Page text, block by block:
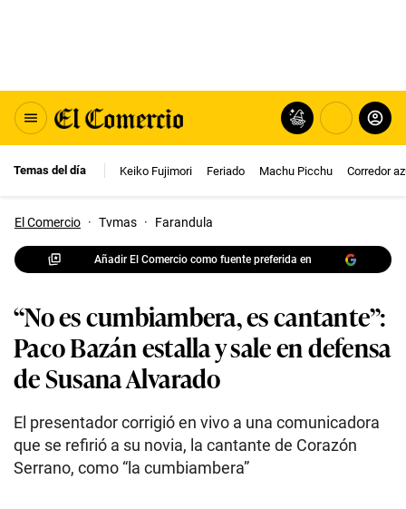
Temas del día Keiko Fujimori Feriado Machu Picchu Corredor
El Comercio · Tvmas · Farandula
Añadir El Comercio como fuente preferida en
“No es cumbiambera, es cantante”:
Paco Bazán estalla y sale en defensa
de Susana Alvarado
El presentador corrigió en vivo a una comunicadora
que se refirió a su novia, la cantante de Corazón
Serrano, como “la cumbiambera”